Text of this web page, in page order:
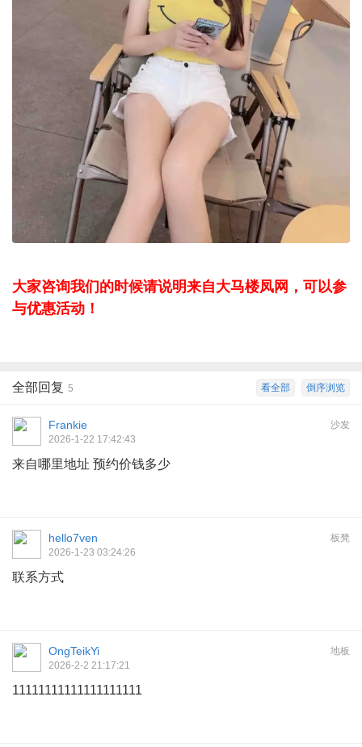
大家咨询我们的时候请说明来自大马楼凤网，可以参
与优惠活动！
倒序浏览
看全部
全部回复 5
沙发
Frankie
2026-1-22 17:42:43
来自哪里地址 预约价钱多少
板凳
hello7ven
2026-1-23 03:24:26
联系方式
地板
OngTeikYi
2026-2-2 21:17:21
11111111111111111111